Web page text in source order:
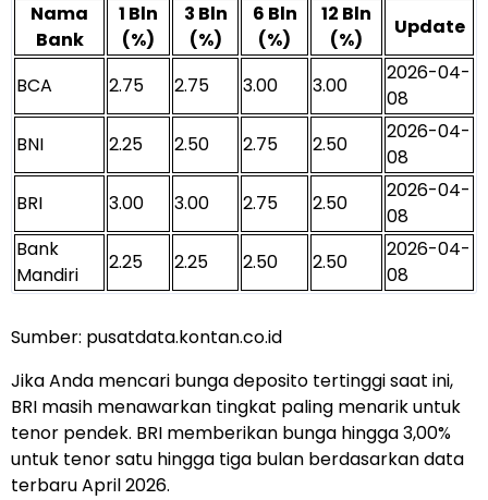
Nama
Bank
1 Bln
(%)
3 Bln
(%)
6 Bln
(%)
12 Bln
(%)
Update
BCA 2.75 2.75 3.00 3.00
2026-04-
08
BNI
2.25 2.50 2.75 2.50
2026-04-
08
BRI
3.00 3.00 2.75 2.50
2026-04-
08
Bank
Mandiri
2.25 2.25 2.50 2.50
2026-04-
08
Sumber: pusatdata.kontan.co.id
Jika Anda mencari bunga deposito tertinggi saat ini,
BRI masih menawarkan tingkat paling menarik untuk
tenor pendek. BRI memberikan bunga hingga 3,00%
untuk tenor satu hingga tiga bulan berdasarkan data
terbaru April 2026.